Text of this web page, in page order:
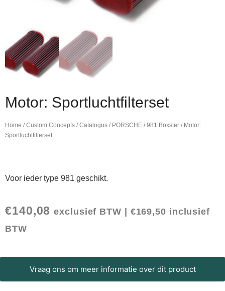
Motor: Sportluchtfilterset
Home /Custom Concepts /Catalogus / PORSCHE /981 Boxster / Motor:
Sportluchtfilterset
Voor ieder type 981 geschikt.
€140,08 exclusief BTW | €169,50 inclusief
BTW
Vraag ons om meer informatie over dit product